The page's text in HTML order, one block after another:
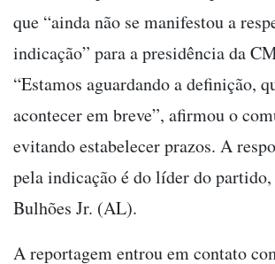
que “ainda não se manifestou a
indicação” para a presidência da
“Estamos aguardando a definição,
acontecer em breve”, afirmou o
evitando estabelecer prazos. A
pela indicação é do líder do
Bulhões Jr. (AL).
A reportagem entrou em contato